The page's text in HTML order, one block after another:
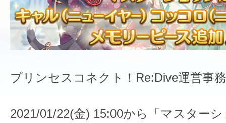
プリンセスコネクト！Re:Dive運営事
2021/01/22(金) 15:00から「マスター